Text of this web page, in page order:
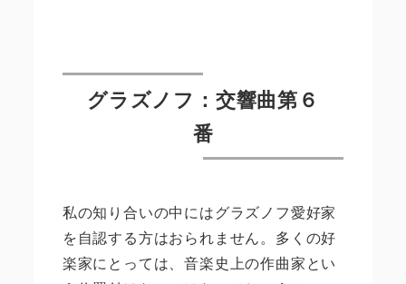
グラズノフ：交響曲第６
番
私の知り合いの中にはグラズノフ愛好家
を自認する方はおられません。多くの好
楽家にとっては、音楽史上の作曲家とい